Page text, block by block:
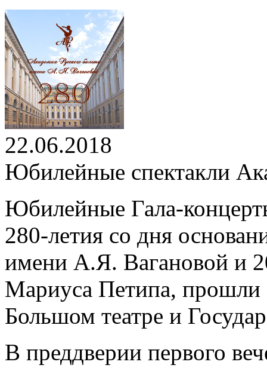
22.06.2018
Юбилейные спектакли
Юбилейные Гала-
280-летия со дня
имени А.Я. Вагановой и
Мариуса Петипа,
Большом театре и
В преддверии первого